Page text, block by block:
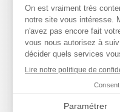
Nous nous
femme de ménage,
des
Unesolution clé en
déléguer le ménage
déménagement et
organiser vos cartons.